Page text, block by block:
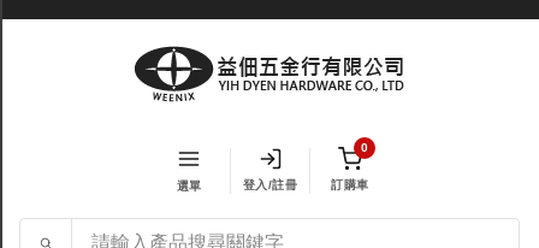
選單 登入/註冊
0
訂購車